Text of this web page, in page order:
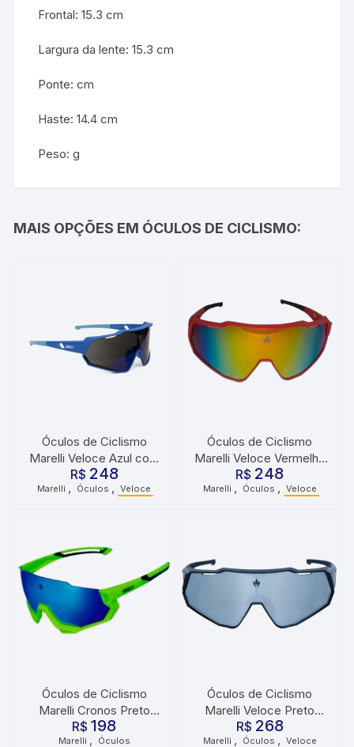
Frontal: 15.3 cm
Largura da lente: 15.3 cm
Ponte: cm
Haste: 14.4 cm
Peso: g
MAIS OPÇÕES EM ÓCULOS DE CICLISMO:
Óculos de Ciclismo
Marelli Veloce Azul com
3 Lentes
R$ 248
Marelli Óculos Veloce
Óculos de Ciclismo
Marelli Veloce Vermelho
com 3 Lentes
R$ 248
Marelli Óculos Veloce
Óculos de Ciclismo
Marelli Cronos Preto
Amarelo
R$ 198
Marelli Óculos
Óculos de Ciclismo
Marelli Veloce Preto
com 3 Lentes
R$ 268
Marelli Óculos Veloce